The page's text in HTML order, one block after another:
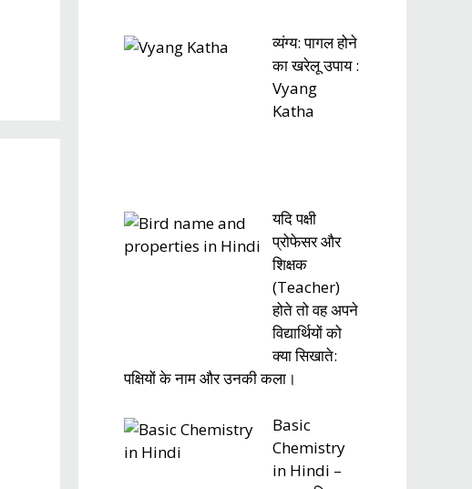
व्यंग्य: पागल होने
का खरेलू उपाय :
Vyang
Katha
यदि पक्षी
प्रोफेसर और
शिक्षक
(Teacher)
होते तो वह अपने
विद्यार्थियों को
क्या सिखाते:
पक्षियों के नाम और उनकी कला।
Basic
Chemistry
in Hindi –